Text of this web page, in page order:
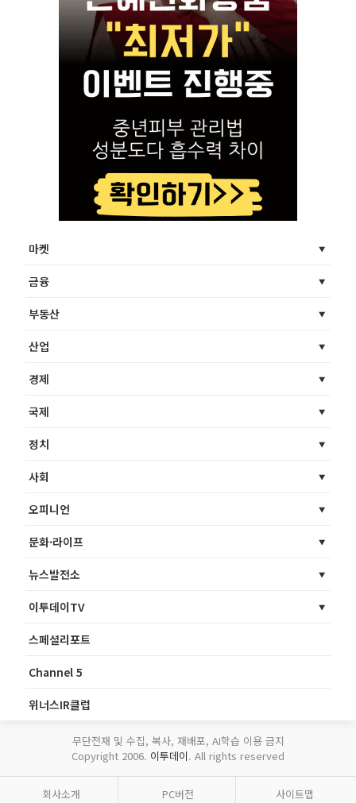
마켓
금융
부동산
산업
경제
국제
정치
사회
오피니언
문화·라이프
뉴스발전소
이투데이TV
스페셜리포트
Channel 5
위너스IR클럽
무단전재 및 수집, 복사, 재배포, AI학습 이용 금지
Copyright 2006. 이투데이. All rights reserved
회사소개 PC버전 사이트맵